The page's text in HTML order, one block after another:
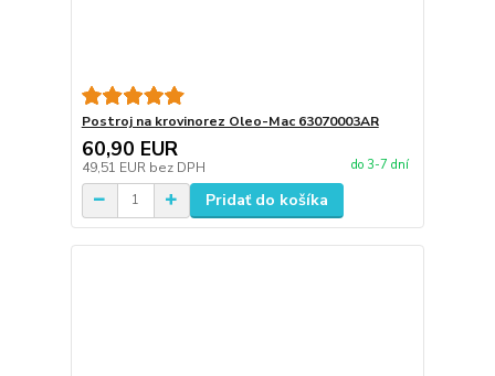
Postroj na krovinorez Oleo-Mac 63070003AR
60,90 EUR
49,51 EUR bez DPH do 3-7 dní
Pridať do košíka